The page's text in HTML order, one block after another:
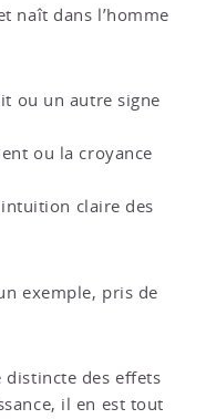
naît dans l’homme
ou un autre signe
ou la croyance
claire des
exemple, pris de
des effets
il en est tout